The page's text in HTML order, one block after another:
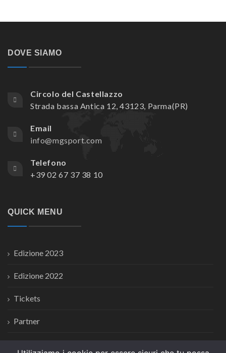
DOVE SIAMO
Circolo del Castellazzo
Strada bassa Antica 12, 43123, Parma(PR)
Email
info@mgsport.com
Telefono
+39 02 67 37 38 10
QUICK MENU
Edizione 2023
Edizione 2022
Tickets
Partner
News